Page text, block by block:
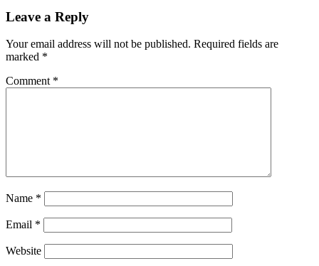
Leave a Reply
Your email address will not be published. Required fields are
marked *
Comment *
Name *
Email *
Website